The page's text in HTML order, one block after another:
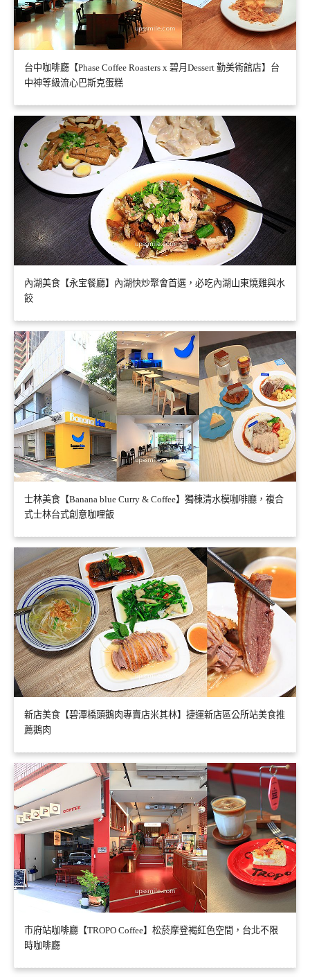
台中咖啡廳【Phase Coffee Roasters x 碧月Dessert 勤美術館店】台
中神等級流心巴斯克蛋糕
內湖美食【永宝餐廳】內湖快炒聚會首選，必吃內湖山東燒雞與水
餃
士林美食【Banana blue Curry & Coffee】獨棟清水模咖啡廳，複合
式士林台式創意咖哩飯
新店美食【碧潭橋頭鵝肉專賣店米其林】捷運新店區公所站美食推
薦鵝肉
市府站咖啡廳【TROPO Coffee】松菸摩登褐紅色空間，台北不限
時咖啡廳